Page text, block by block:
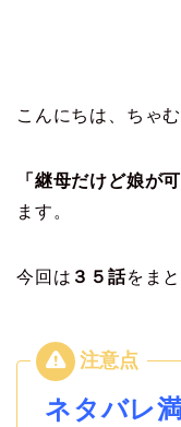
こんにちは、ちゃむ
「継母だけど娘が
ます。
今回は ３５話をま
ネタバレ